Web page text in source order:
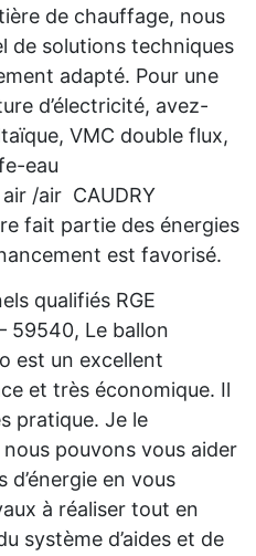
de chauffage, nous
de solutions techniques
adapté. Pour une
d’électricité, avez-
VMC double flux,
eau
/air CAUDRY
fait partie des énergies
est favorisé.
qualifiés RGE
59540, Le ballon
est un excellent
et très économique. Il
pratique. Je le
pouvons vous aider
d’énergie en vous
à réaliser tout en
système d’aides et de